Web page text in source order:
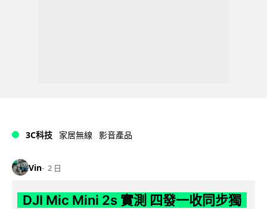
3C科技 家居無線 影音產品
Vin 2 日
DJI Mic Mini 2s 實測 四發一收同步獨